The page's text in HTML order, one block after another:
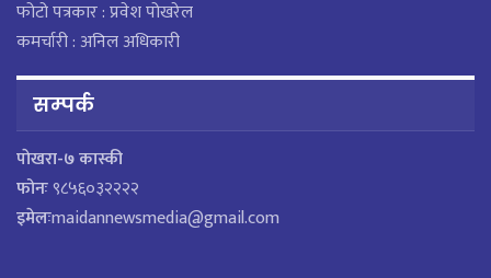
फोटो पत्रकार : प्रवेश पोखरेल
कमर्चारी : अनिल अधिकारी
सम्पर्क
पाेखरा-७ कास्की
फोनः९८५६०३२२२२
इमेलःmaidannewsmedia@gmail.com